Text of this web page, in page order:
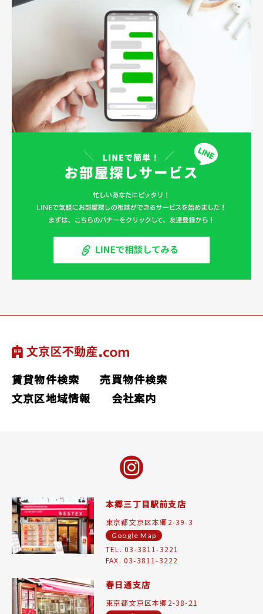
賃貸物件検索
売買物件検索
文京区地域情報
会社案内
本郷三丁目駅前支店
東京都文京区本郷2-39-3
Google Map
TEL. 03-3811-3221
FAX. 03-3811-3222
春日通支店
東京都文京区本郷2-38-21